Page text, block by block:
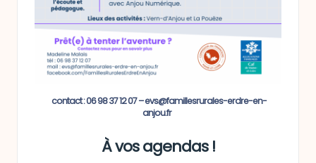
contact : 06 98 37 12 07 – evs@famillesrurales-erdre-en-
anjou.fr
À vos agendas !